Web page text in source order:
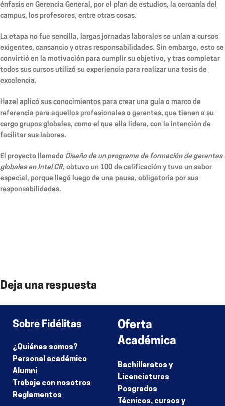
énfasis en Gerencia General, por el plan de estudios, la cercanía del
campus, los profesores, entre otras cosas.
La etapa no fue sencilla, largas jornadas laborales se unían a cursos
exigentes, cansancio y otras responsabilidades. Sin embargo, esto se
convirtió en la motivación para cumplir su objetivo, y tras completar
todos sus cursos utilizó su experiencia para realizar una tesis de
excelencia.
Hazel aplicó sus conocimientos para crear una guía o marco de
referencia para aquellos profesionales o gerentes, que tienen a su
cargo grupos globales, como el que ella lidera, con la intención de
facilitar sus labores.
El proyecto llamado Diseño de un programa de formación de gerentes
globales en Intel CR, obtuvo un 100 de calificación y tuvo un sabor
especial, porque llegó luego de una pausa, obligatoria por sus
responsabilidades.
Deja una respuesta
Sobre Fidélitas
¿Quiénes somos?
Personal académico
Alumni
Trabaje con nosotros
Reglamentos
Oferta
Académica
Bachilleratos y
Licenciaturas
Posgrados
Técnicos, cursos y